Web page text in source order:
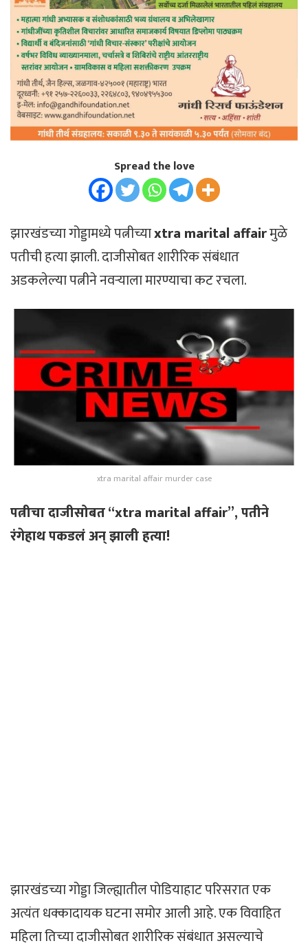
Spread the love
झारखंडच्या गोड्डामध्ये पत्नीच्याxtra marital affairमुळे
पतीची हत्या झाली. दाजीसोबत शारीरिक संबंधात
अडकलेल्या पत्नीने नवऱ्याला मारण्याचा कट रचला.
xtra marital affair murder case
पत्नीचा दाजीसोबत “xtra marital affair”, पतीने
रंगेहाथ पकडलं अन् झाली हत्या!
झारखंडच्या गोड्डा जिल्ह्यातील पोडियाहाट परिसरात एक
अत्यंत धक्कादायक घटना समोर आली आहे. एक विवाहित
महिला तिच्या दाजीसोबत शारीरिक संबंधात असल्याचे